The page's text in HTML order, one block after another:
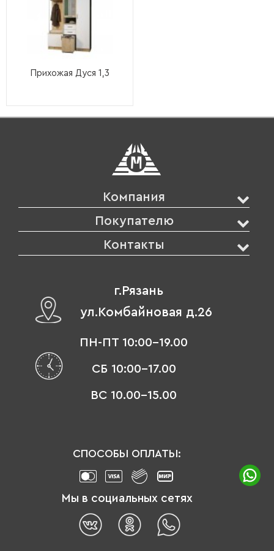
Прихожая Дуся 1,3
Компания
Покупателю
Контакты
г.Рязань
ул.Комбайновая д.26
ПН-ПТ 10:00-19.00
СБ 10:00-17.00
ВС 10.00-15.00
СПОСОБЫ ОПЛАТЫ:
Мы в социальных сетях